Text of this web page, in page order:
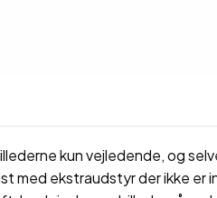
kun vejledende, og
med ekstraudstyr der ikke er